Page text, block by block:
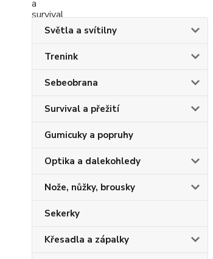
Světla a svítilny
Trenink
Sebeobrana
Survival a přežití
Gumicuky a popruhy
Optika a dalekohledy
Nože, nůžky, brousky
Sekerky
Křesadla a zápalky